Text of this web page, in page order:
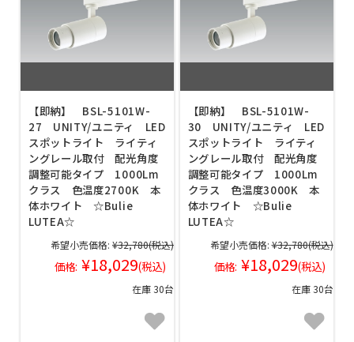
【即納】 BSL-5101W-
27 UNITY/ユニティ LED
スポットライト ライティ
ングレール取付 配光角度
調整可能タイプ 1000Lm
クラス 色温度2700K 本
体ホワイト ☆Bulie
LUTEA☆
希望小売価格: ¥32,780(税込)
価格: ¥18,029(税込)
在庫 30台
【即納】 BSL-5101W-
30 UNITY/ユニティ LED
スポットライト ライティ
ングレール取付 配光角度
調整可能タイプ 1000Lm
クラス 色温度3000K 本
体ホワイト ☆Bulie
LUTEA☆
希望小売価格: ¥32,780(税込)
価格: ¥18,029(税込)
在庫 30台